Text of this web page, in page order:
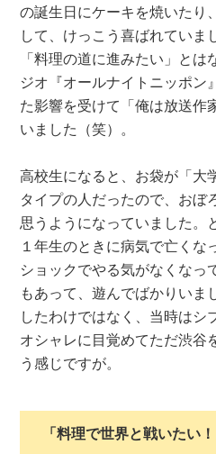
の誕生日にケーキを焼いたり
して、けっこう喜ばれていま
「料理の道に進みたい」と
ジオ『オールナイトニッポン
た影響を受けて「俺は放送作
いました（笑）。
高校生になると、お袋が「大
タイプの人だったので、お
思うようになっていました。
１年生のときに病気で亡くな
ショックでやる気がなくなっ
もあって、遊んでばかりいま
したわけではなく、当時はシ
オシャレに目覚めてただ渋谷
う感じですが。
「料理で世界と戦いたい